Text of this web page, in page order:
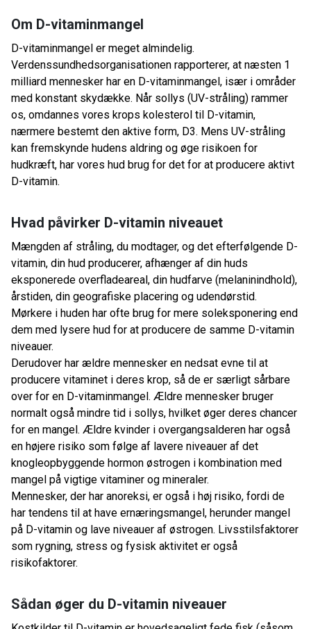
Om D-vitaminmangel
D-vitaminmangel er meget almindelig.
Verdenssundhedsorganisationen rapporterer, at næsten 1
milliard mennesker har en D-vitaminmangel, især i områder
med konstant skydække. Når sollys (UV-stråling) rammer
os, omdannes vores krops kolesterol til D-vitamin,
nærmere bestemt den aktive form, D3. Mens UV-stråling
kan fremskynde hudens aldring og øge risikoen for
hudkræft, har vores hud brug for det for at producere aktivt
D-vitamin.
Hvad påvirker D-vitamin niveauet
Mængden af ​​stråling, du modtager, og det efterfølgende D-
vitamin, din hud producerer, afhænger af din huds
eksponerede overfladeareal, din hudfarve (melaninindhold),
årstiden, din geografiske placering og udendørstid.
Mørkere i huden har ofte brug for mere soleksponering end
dem med lysere hud for at producere de samme D-vitamin
niveauer.
Derudover har ældre mennesker en nedsat evne til at
producere vitaminet i deres krop, så de er særligt sårbare
over for en D-vitaminmangel. Ældre mennesker bruger
normalt også mindre tid i sollys, hvilket øger deres chancer
for en mangel. Ældre kvinder i overgangsalderen har også
en højere risiko som følge af lavere niveauer af det
knogleopbyggende hormon østrogen i kombination med
mangel på vigtige vitaminer og mineraler.
Mennesker, der har anoreksi, er også i høj risiko, fordi de
har tendens til at have ernæringsmangel, herunder mangel
på D-vitamin og lave niveauer af østrogen. Livsstilsfaktorer
som rygning, stress og fysisk aktivitet er også
risikofaktorer.
Sådan øger du D-vitamin niveauer